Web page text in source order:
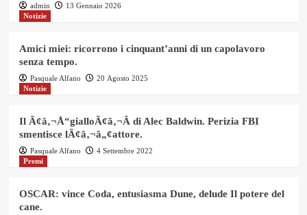
admin
13 Gennaio 2026
Notizie
Amici miei: ricorrono i cinquant’anni di un capolavoro
senza tempo.
Pasquale Alfano
20 Agosto 2025
Notizie
Il Ã¢â‚¬Å“gialloÃ¢â‚¬Â di Alec Baldwin. Perizia FBI
smentisce lÃ¢â‚¬â„¢attore.
Pasquale Alfano
4 Settembre 2022
Premi
OSCAR: vince Coda, entusiasma Dune, delude Il potere del
cane.